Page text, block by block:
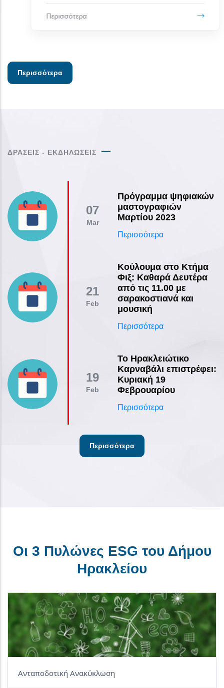
Περισσότερα
Περισσότερα
ΔΡΑΣΕΙΣ - ΕΚΔΗΛΩΣΕΙΣ
07
Mar
Πρόγραμμα ψηφιακών
μαστογραφιών
Μαρτίου 2023
Περισσότερα
21
Feb
Κούλουμα στο Κτήμα
Φιξ: Καθαρά Δευτέρα
από τις 11.00 με
σαρακοστιανά και
μουσική
Περισσότερα
19
Feb
Το Ηρακλειώτικο
Καρναβάλι επιστρέφει:
Κυριακή 19
Φεβρουαρίου
Περισσότερα
Περισσότερα
Οι 3 Πυλώνες ESG του Δήμου
Ηρακλείου
Ανταποδοτική Ανακύκλωση